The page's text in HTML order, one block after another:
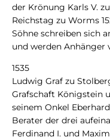
der Krönung Karls V.
Reichstag zu Worms
Söhne schreiben sich
und werden Anhänger
1535
Ludwig Graf zu
Grafschaft Königstein
seinem Onkel
Berater der drei
Ferdinand I. und